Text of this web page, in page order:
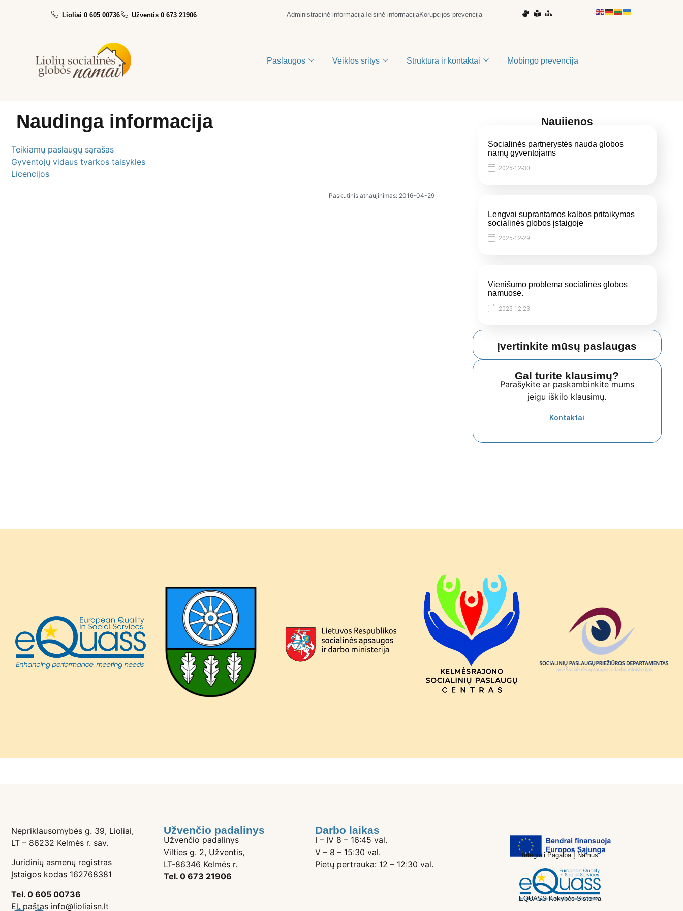
Lioliai 0 605 00736 Užventis 0 673 21906 Administracinė informacijaTeisinė informacijaKorupcijos prevencija
Paslaugos Veiklos sritys Struktūra ir kontaktai Mobingo prevencija
Naudinga informacija
Teikiamų paslaugų sąrašas
Gyventojų vidaus tvarkos taisykles
Licencijos
Paskutinis atnaujinimas: 2016-04-29
Naujienos
Socialinės partnerystės nauda globos
namų gyventojams
2025-12-30
Lengvai suprantamos kalbos pritaikymas
socialinės globos įstaigoje
2025-12-29
Vienišumo problema socialinės globos
namuose.
2025-12-23
Įvertinkite mūsų paslaugas
Gal turite klausimų?
Parašykite ar paskambinkite mums
jeigu iškilo klausimų.
Kontaktai
Nepriklausomybės g. 39, Lioliai,
LT – 86232 Kelmės r. sav.
Juridinių asmenų registras
Įstaigos kodas 162768381
Tel. 0 605 00736
El. paštas info@lioliaisn.lt
Užvenčio padalinys
Užvenčio padalinys
Vilties g. 2, Užventis,
LT-86346 Kelmės r.
Tel. 0 673 21906
Darbo laikas
I – IV 8 – 16:45 val.
V – 8 – 15:30 val.
Pietų pertrauka: 12 – 12:30 val.
Integrali Pagalba Į Namus
EQUASS Kokybės Sistema